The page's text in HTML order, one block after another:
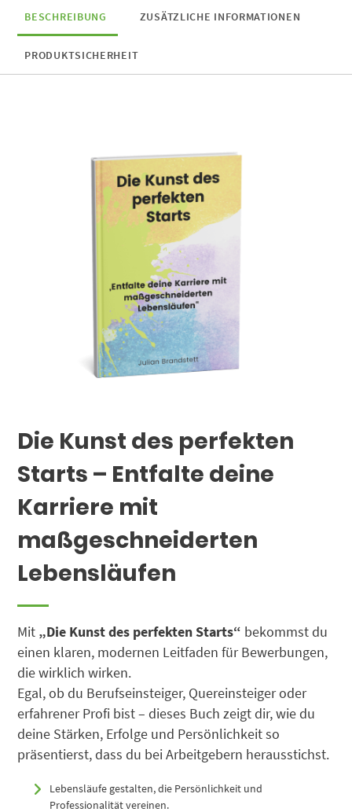
BESCHREIBUNG ZUSÄTZLICHE INFORMATIONEN
PRODUKTSICHERHEIT
Die Kunst des perfekten
Starts – Entfalte deine
Karriere mit
maßgeschneiderten
Lebensläufen
Mit „Die Kunst des perfekten Starts“ bekommst du
einen klaren, modernen Leitfaden für Bewerbungen,
die wirklich wirken.
Egal, ob du Berufseinsteiger, Quereinsteiger oder
erfahrener Profi bist – dieses Buch zeigt dir, wie du
deine Stärken, Erfolge und Persönlichkeit so
präsentierst, dass du bei Arbeitgebern herausstichst.
Lebensläufe gestalten, die Persönlichkeit und
Professionalität vereinen.